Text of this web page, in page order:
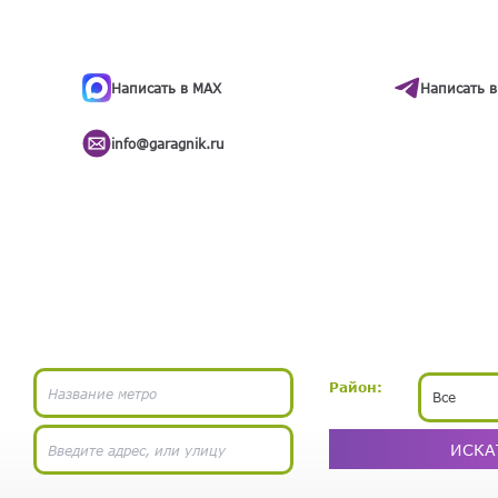
Написать в MAX Написать
info@garagnik.ru
Район:
Все